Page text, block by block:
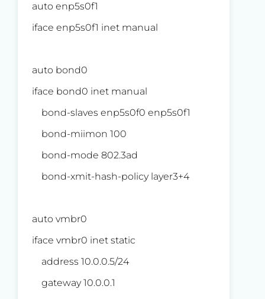
auto enp5s0f1
iface enp5s0f1 inet manual
auto bond0
iface bond0 inet manual
bond-slaves enp5s0f0 enp5s0f1
bond-miimon 100
bond-mode 802.3ad
bond-xmit-hash-policy layer3+4
auto vmbr0
iface vmbr0 inet static
address 10.0.0.5/24
gateway 10.0.0.1